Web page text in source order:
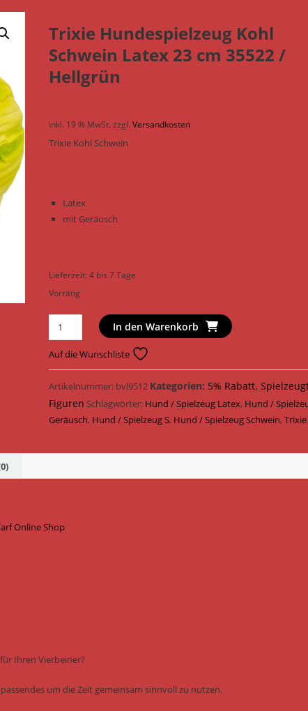
Trixie Hundespielzeug Kohl
Schwein Latex 23 cm 35522 /
Hellgrün
inkl. 19 % MwSt. zzgl.Versandkosten
Trixie Kohl Schwein
Latex
mit Geräusch
Lieferzeit:4 bis 7 Tage
Vorrätig
Trixie
Hundespielzeug
Kohl
Schwein
Latex
23
cm
Menge
In den Warenkorb
Auf die Wunschliste
Artikelnummer: bvl9512 Kategorien: 5% Rabatt,
Figuren Schlagwörter: Hund / Spielzeug Latex, Hund /
Geräusch, Hund / Spielzeug S, Hund / Spielzeug Schwein,Trixie
Online Shop
Ihren Vierbeiner?
um die Zeit gemeinsam sinnvoll zu nutzen.